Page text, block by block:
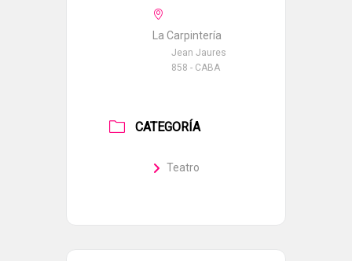
La Carpintería
Jean Jaures
858 - CABA
CATEGORÍA
Teatro